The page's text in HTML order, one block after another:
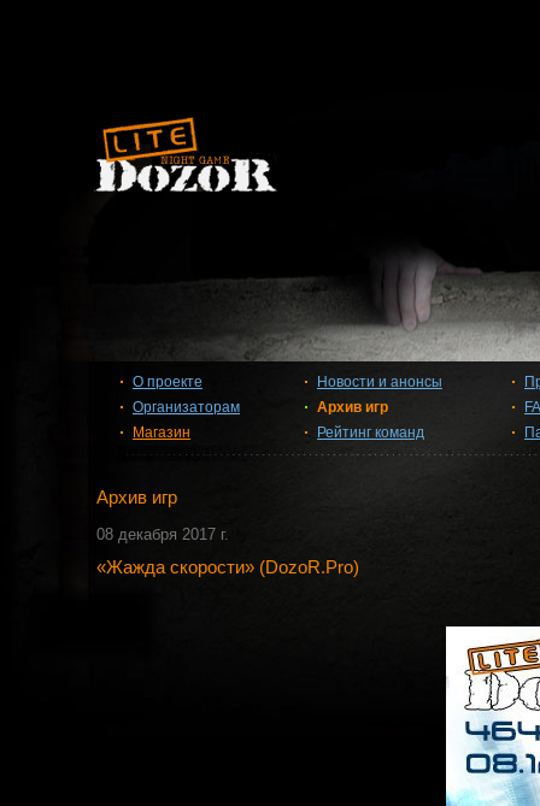
О проекте
Организаторам
Магазин
Новости и анонсы
Архив игр
Рейтинг команд
Архив игр
08 декабря 2017 г.
«Жажда скорости» (DozoR.Pro)